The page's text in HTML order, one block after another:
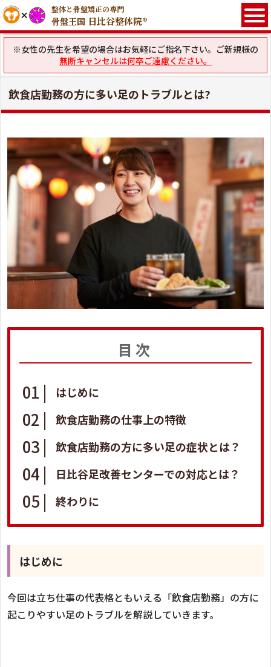
整体と骨盤矯正の専門
骨盤王国 日比谷整体院®
※女性の先生を希望の場合はお気軽にご指名下さい。ご新規様の
無断キャンセルは何卒ご遠慮ください。
飲食店勤務の方に多い足のトラブルとは?
目次
はじめに
飲食店勤務の仕事上の特徴
飲食店勤務の方に多い足の症状とは？
日比谷足改善センターでの対応とは？
終わりに
はじめに
今回は立ち仕事の代表格ともいえる「飲食店勤務」の方に
起こりやすい足のトラブルを解説していきます。